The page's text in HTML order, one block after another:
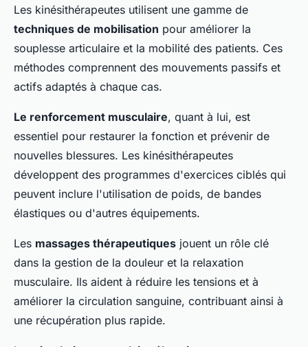
Les kinésithérapeutes utilisent une gamme de
techniques de mobilisation pour améliorer la
souplesse articulaire et la mobilité des patients. Ces
méthodes comprennent des mouvements passifs et
actifs adaptés à chaque cas.
Le renforcement musculaire, quant à lui, est
essentiel pour restaurer la fonction et prévenir de
nouvelles blessures. Les kinésithérapeutes
développent des programmes d'exercices ciblés qui
peuvent inclure l'utilisation de poids, de bandes
élastiques ou d'autres équipements.
Les massages thérapeutiques jouent un rôle clé
dans la gestion de la douleur et la relaxation
musculaire. Ils aident à réduire les tensions et à
améliorer la circulation sanguine, contribuant ainsi à
une récupération plus rapide.